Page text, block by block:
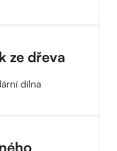
ze dřeva
dílna